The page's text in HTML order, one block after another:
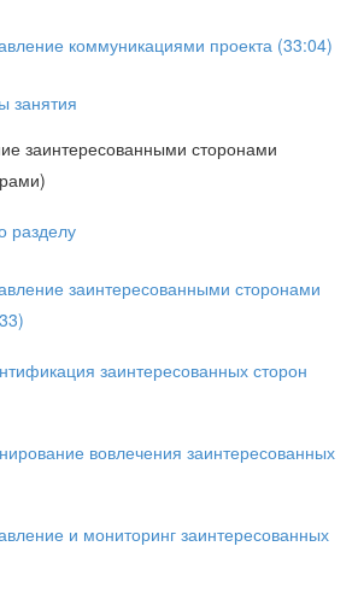
коммуникациями проекта (33:04)
занятия
заинтересованными сторонами
разделу
заинтересованными сторонами
заинтересованных сторон
вовлечения заинтересованных
и мониторинг заинтересованных